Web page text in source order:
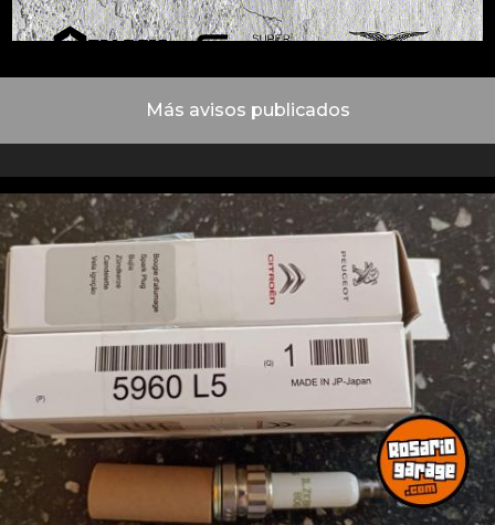
Más avisos publicados